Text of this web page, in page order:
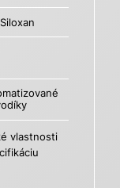
vlastnosti